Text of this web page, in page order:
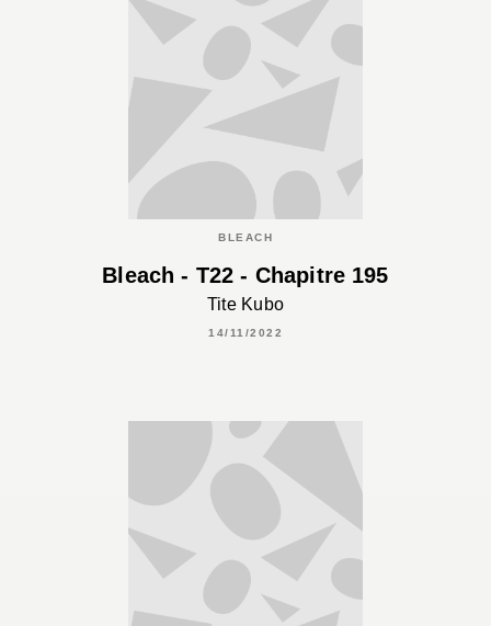
BLEACH
Bleach - T22 - Chapitre 195
Tite Kubo
14/11/2022